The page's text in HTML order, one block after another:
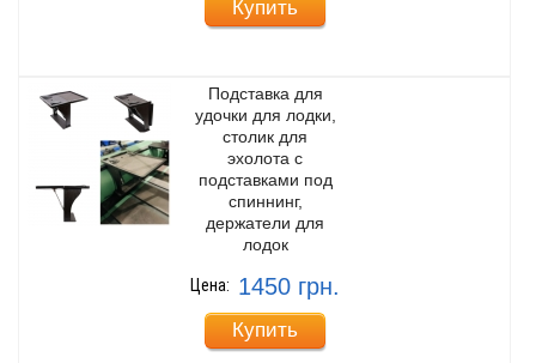
Купить
Подставка для
удочки для лодки,
столик для
эхолота с
подставками под
спиннинг,
держатели для
лодок
Цена: 1450 грн.
Купить